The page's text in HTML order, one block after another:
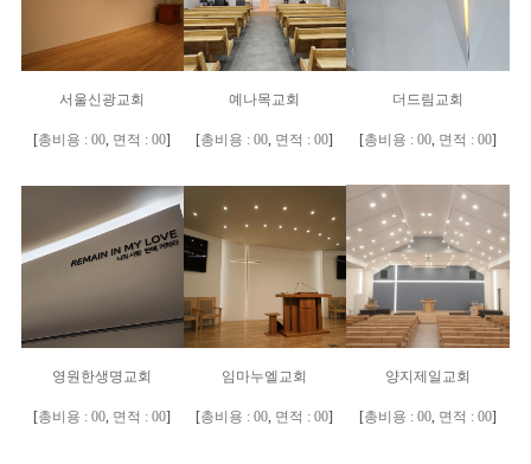
서울신광교회
[총비용 : 00, 면적 : 00]
예나목교회
[총비용 : 00, 면적 : 00]
더드림교회
[총비용 : 00, 면적 : 00]
영원한생명교회
[총비용 : 00, 면적 : 00]
임마누엘교회
[총비용 : 00, 면적 : 00]
양지제일교회
[총비용 : 00, 면적 : 00]